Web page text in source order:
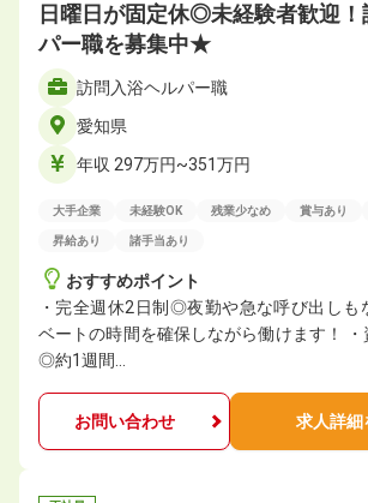
日曜日が固定休◎未経験者歓迎！
パー職を募集中★
訪問入浴ヘルパー職
愛知県
年収 297万円~351万円
大手企業 未経験OK 残業少なめ 賞与あり
昇給あり 諸手当あり
おすすめポイント
・完全週休2日制◎夜勤や急な呼び出しも
ベートの時間を確保しながら働けます！ ・
◎約1週間…
お問い合わせ 求人詳細